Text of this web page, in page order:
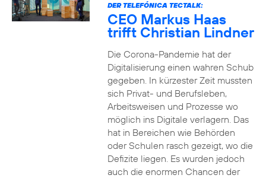
DER TELEFÓNICA TECTALK:
CEO Markus Haas
trifft Christian Lindner
Die Corona-Pandemie hat der
Digitalisierung einen wahren Schub
gegeben. In kürzester Zeit mussten
sich Privat- und Berufsleben,
Arbeitsweisen und Prozesse wo
möglich ins Digitale verlagern. Das
hat in Bereichen wie Behörden
oder Schulen rasch gezeigt, wo die
Defizite liegen. Es wurden jedoch
auch die enormen Chancen der